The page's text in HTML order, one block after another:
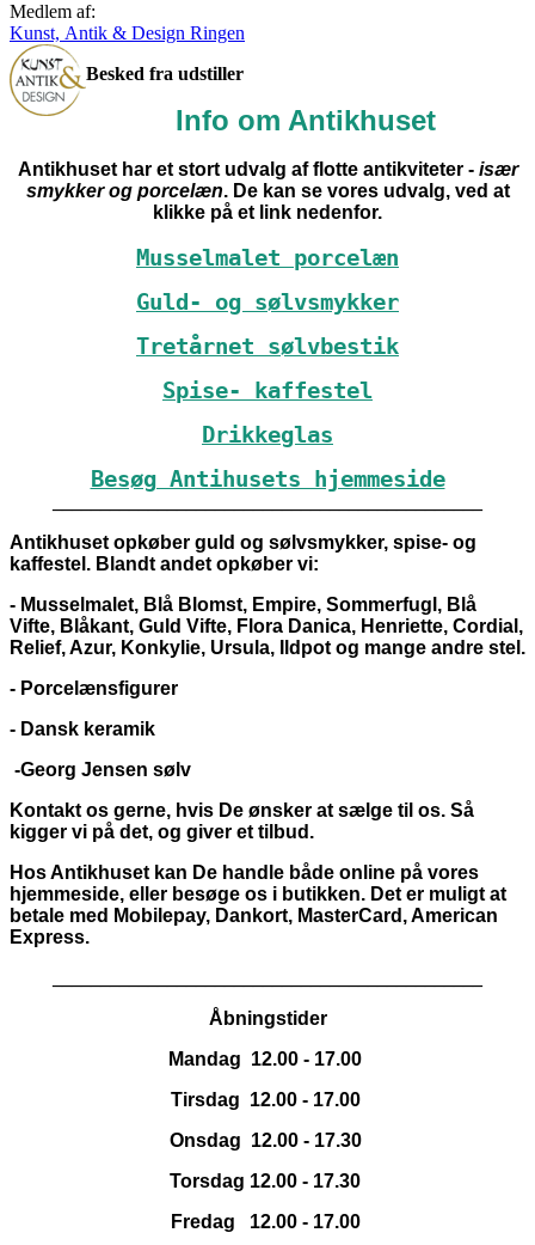
Medlem af:
Kunst, Antik & Design Ringen
Besked fra udstiller
Info om Antikhuset
Antikhuset har et stort udvalg af flotte antikviteter - især
smykker og porcelæn. De kan se vores udvalg, ved at
klikke på et link nedenfor.
Musselmalet porcelæn
Guld- og sølvsmykker
Tretårnet sølvbestik
Spise- kaffestel
Drikkeglas
Besøg Antihusets hjemmeside
Antikhuset opkøber guld og sølvsmykker, spise- og
kaffestel. Blandt andet opkøber vi:
- Musselmalet, Blå Blomst, Empire, Sommerfugl, Blå
Vifte, Blåkant, Guld Vifte, Flora Danica, Henriette, Cordial,
Relief, Azur, Konkylie, Ursula, Ildpot og mange andre stel.
- Porcelænsfigurer
- Dansk keramik
-Georg Jensen sølv
Kontakt os gerne, hvis De ønsker at sælge til os. Så
kigger vi på det, og giver et tilbud.
Hos Antikhuset kan De handle både online på vores
hjemmeside, eller besøge os i butikken. Det er muligt at
betale med Mobilepay, Dankort, MasterCard, American
Express.
Åbningstider
Mandag 12.00 - 17.00
Tirsdag 12.00 - 17.00
Onsdag 12.00 - 17.30
Torsdag 12.00 - 17.30
Fredag 12.00 - 17.00